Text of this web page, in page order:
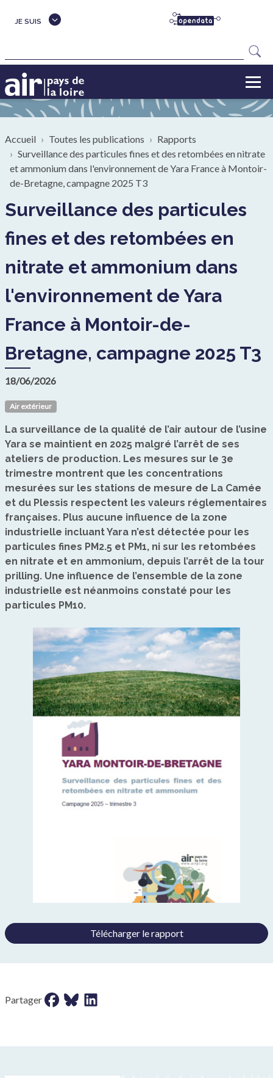
JE SUIS
Fil d'Ariane
Accueil Toutes les publications
Rapports
Surveillance des particules fines et des retombées en nitrate
et ammonium dans l'environnement de Yara France à Montoir-
de-Bretagne, campagne 2025 T3
Surveillance des particules
fines et des retombées en
nitrate et ammonium dans
l'environnement de Yara
France à Montoir-de-
Bretagne, campagne 2025 T3
18/06/2026
Air extérieur
La surveillance de la qualité de l’air autour de l’usine
Yara se maintient en 2025 malgré l’arrêt de ses
ateliers de production. Les mesures sur le 3e
trimestre montrent que les concentrations
mesurées sur les stations de mesure de La Camée
et du Plessis respectent les valeurs réglementaires
françaises. Plus aucune influence de la zone
industrielle incluant Yara n’est détectée pour les
particules fines PM2.5 et PM1, ni sur les retombées
en nitrate et en ammonium, depuis l’arrêt de la tour
prilling. Une influence de l’ensemble de la zone
industrielle est néanmoins constaté pour les
particules PM10.
Télécharger le rapport
Partager Partager sur facebook
Partager sur bluesky
Partager sur LinkedIn